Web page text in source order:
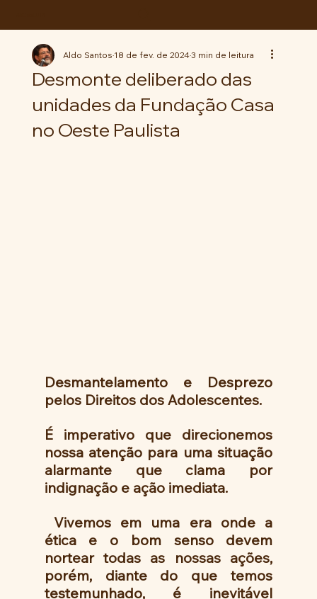
Desmonte deliberado das
unidades da Fundação Casa
no Oeste Paulista
Aldo Santos18 de fev. de 20243 min de leitura
Desmantelamento e Desprezo
pelos Direitos dos Adolescentes.
É imperativo que direcionemos
nossa atenção para uma situação
alarmante que clama por
indignação e ação imediata.
Vivemos em uma era onde a
ética e o bom senso devem
nortear todas as nossas ações,
porém, diante do que temos
testemunhado, é inevitável